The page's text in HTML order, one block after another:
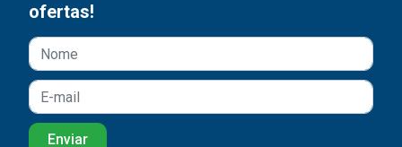
ofertas!